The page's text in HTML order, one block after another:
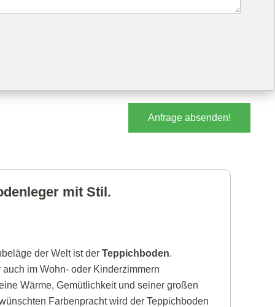
Anfrage absenden!
mit Stil.
der Welt ist derTeppichboden.
im Wohn- oder Kinderzimmern
Wärme, Gemütlichkeit und seiner großen
Farbenpracht wird der Teppichboden